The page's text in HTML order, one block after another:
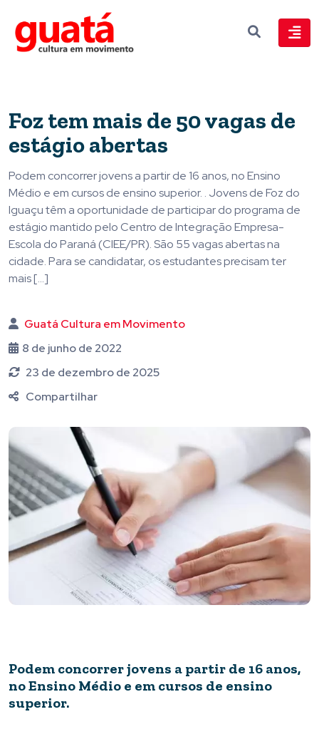
Foz tem mais de 50 vagas de
estágio abertas
Podem concorrer jovens a partir de 16 anos, no Ensino
Médio e em cursos de ensino superior. . Jovens de Foz do
Iguaçu têm a oportunidade de participar do programa de
estágio mantido pelo Centro de Integração Empresa-
Escola do Paraná (CIEE/PR). São 55 vagas abertas na
cidade. Para se candidatar, os estudantes precisam ter
mais […]
Guatá Cultura em Movimento
8 de junho de 2022
23 de dezembro de 2025
Compartilhar
Podem concorrer jovens a partir de 16 anos,
no Ensino Médio e em cursos de ensino
superior.